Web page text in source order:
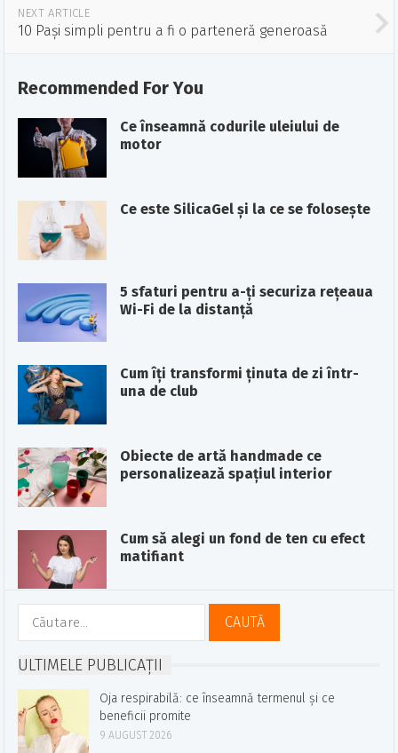
NEXT ARTICLE
10 Pași simpli pentru a fi o parteneră generoasă
Recommended For You
Ce înseamnă codurile uleiului de
motor
Ce este SilicaGel şi la ce se foloseşte
5 sfaturi pentru a-ți securiza rețeaua
Wi-Fi de la distanță
Cum îți transformi ținuta de zi într-
una de club
Obiecte de artă handmade ce
personalizează spațiul interior
Cum să alegi un fond de ten cu efect
matifiant
Caută
după:
ULTIMELE PUBLICAȚII
Oja respirabilă: ce înseamnă termenul și ce
beneficii promite
9 AUGUST 2026